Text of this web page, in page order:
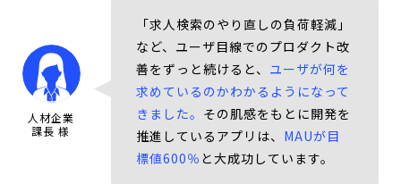
人材企業
課長 様
「求人検索のやり直しの負荷軽減」
など、ユーザ目線でのプロダクト改
善をずっと続けると、 ユーザが何を
求めているのかわかるようになって
きました。 その肌感をもとに開発を
推進しているアプリは、 MAUが目
標値600％ と大成功しています。